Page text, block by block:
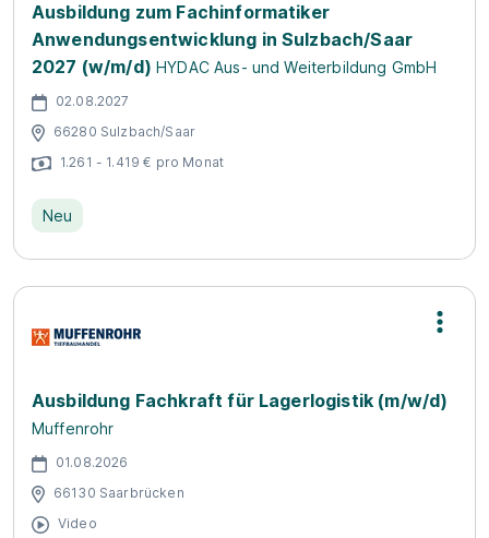
Ausbildung zum Fachinformatiker
Anwendungsentwicklung in Sulzbach/Saar
2027 (w/m/d) HYDAC Aus- und Weiterbildung GmbH
02.08.2027
66280 Sulzbach/Saar
1.261 - 1.419 € pro Monat
Neu
Ausbildung Fachkraft für Lagerlogistik (m/w/d)
Muffenrohr
01.08.2026
66130 Saarbrücken
Video